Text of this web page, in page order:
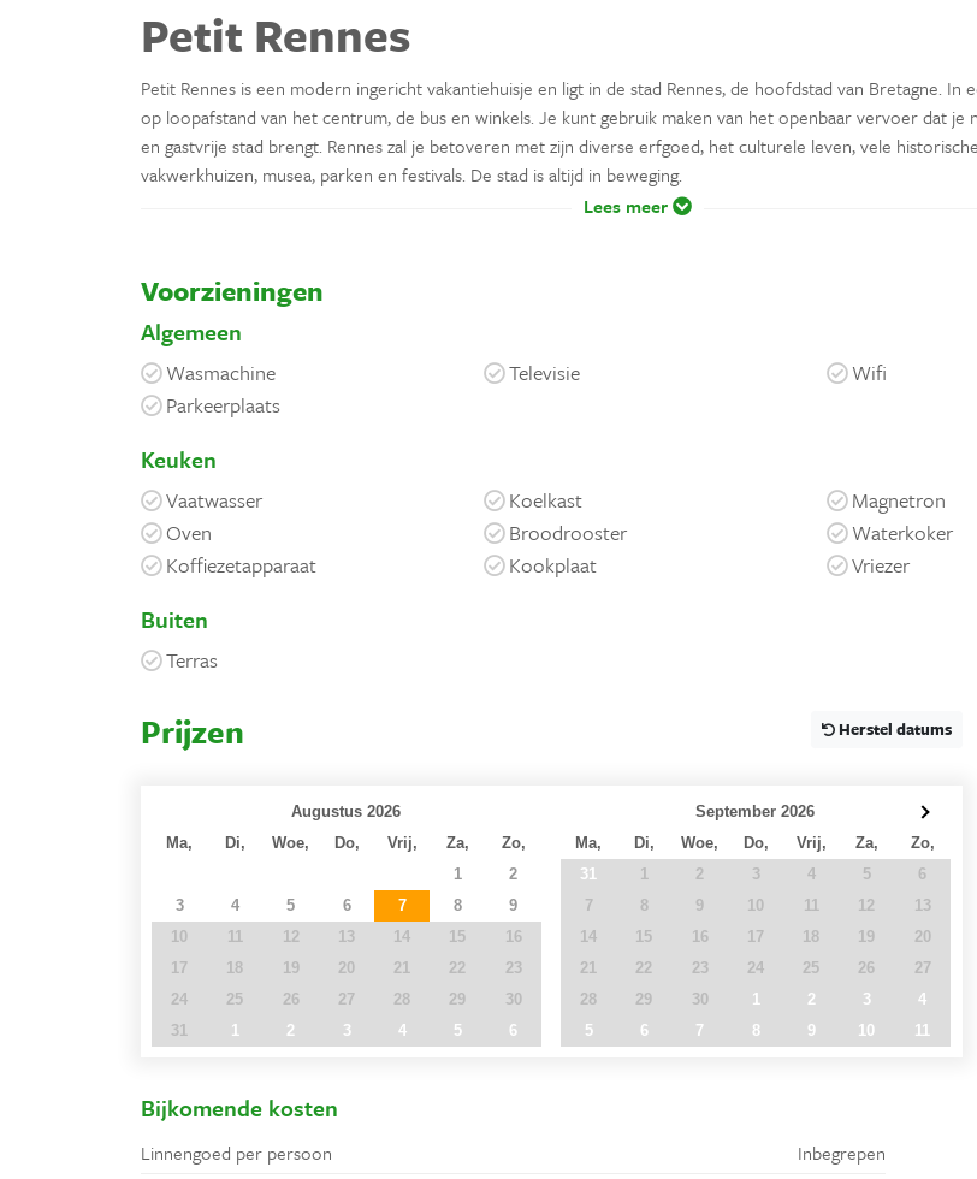
Petit Rennes
Petit Rennes is een modern ingericht vakantiehuisje en ligt in de stad Rennes, de hoofdstad van Bretagne. In
op loopafstand van het centrum, de bus en winkels. Je kunt gebruik maken van het openbaar vervoer dat je
en gastvrije stad brengt. Rennes zal je betoveren met zijn diverse erfgoed, het culturele leven, vele
vakwerkhuizen, musea, parken en festivals. De stad is altijd in beweging.
Lees meer
Voorzieningen
Algemeen
Wasmachine Televisie
Wifi
Parkeerplaats
Keuken
Vaatwasser Koelkast
Magnetron
Oven
Broodrooster
Waterkoker
Koffiezetapparaat
Kookplaat Vriezer
Buiten
Terras
Prijzen Herstel datums
Augustus 2026
Ma,
Di, Woe, Do, Vrij, Za,
Zo,
1
2
3
4 5 6 7 8
9
10
11 12 13 14 15
16
17
18 19 20 21 22
23
24
25 26 27 28 29
30
31
1 2 3 4 5 6
September 2026
Ma,
Di, Woe, Do, Vrij, Za,
Zo,
31
1 2 3 4 5
6
7
8 9 10 11 12
13
14
15 16 17 18 19
20
21
22 23 24 25 26
27
28
29 30 1 2 3
4
5
6 7 8 9 10 11
Bijkomende kosten
Linnengoed per persoon
Inbegrepen